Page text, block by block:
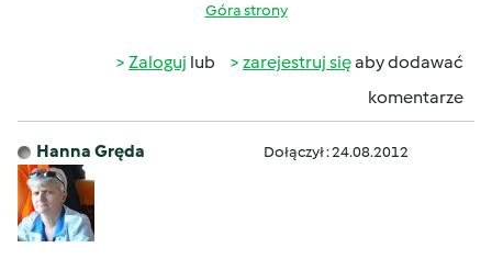
Góra strony
Zaloguj lub zarejestruj sięaby dodawać
komentarze
Hanna Gręda Dołączył : 24.08.2012